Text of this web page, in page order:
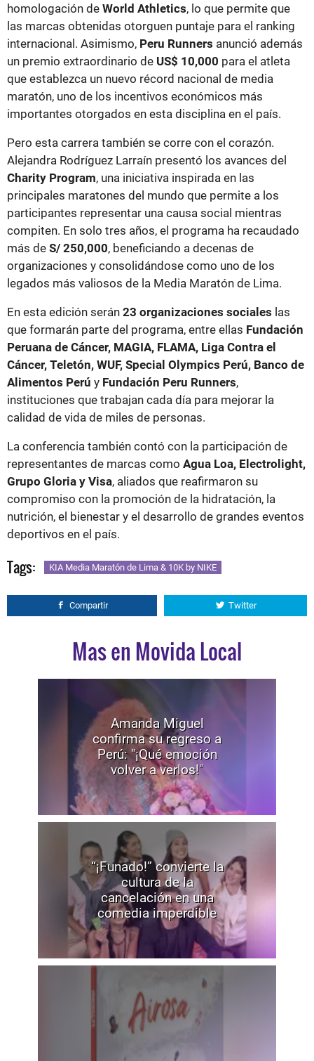
homologación de World Athletics, lo que permite que
las marcas obtenidas otorguen puntaje para el ranking
internacional. Asimismo, Peru Runners anunció además
un premio extraordinario de US$ 10,000 para el atleta
que establezca un nuevo récord nacional de media
maratón, uno de los incentivos económicos más
importantes otorgados en esta disciplina en el país.
Pero esta carrera también se corre con el corazón.
Alejandra Rodríguez Larraín presentó los avances del
Charity Program, una iniciativa inspirada en las
principales maratones del mundo que permite a los
participantes representar una causa social mientras
compiten. En solo tres años, el programa ha recaudado
más de S/ 250,000, beneficiando a decenas de
organizaciones y consolidándose como uno de los
legados más valiosos de la Media Maratón de Lima.
En esta edición serán 23 organizaciones sociales las
que formarán parte del programa, entre ellas Fundación
Peruana de Cáncer, MAGIA, FLAMA, Liga Contra el
Cáncer, Teletón, WUF, Special Olympics Perú, Banco de
Alimentos Perú y Fundación Peru Runners,
instituciones que trabajan cada día para mejorar la
calidad de vida de miles de personas.
La conferencia también contó con la participación de
representantes de marcas como Agua Loa, Electrolight,
Grupo Gloria y Visa, aliados que reafirmaron su
compromiso con la promoción de la hidratación, la
nutrición, el bienestar y el desarrollo de grandes eventos
deportivos en el país.
Tags: KIA Media Maratón de Lima & 10K by NIKE
Compartir Twitter
Mas en Movida Local
Amanda Miguel
confirma su regreso a
Perú: "¡Qué emoción
volver a verlos!"
“¡Funado!” convierte la
cultura de la
cancelación en una
comedia imperdible